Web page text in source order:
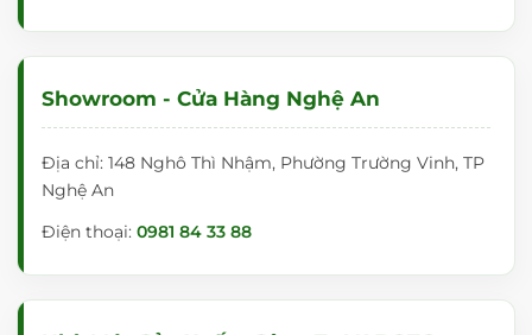
Showroom - Cửa Hàng Nghệ An
Địa chỉ: 148 Nghô Thì Nhậm, Phường Trường Vinh, TP
Nghệ An
Điện thoại: 0981 84 33 88